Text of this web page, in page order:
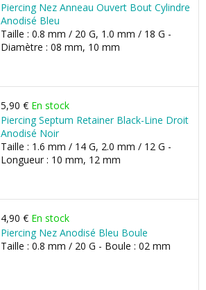
Piercing Nez Anneau Ouvert Bout Cylindre
Anodisé Bleu
Taille : 0.8 mm / 20 G, 1.0 mm / 18 G -
Diamètre : 08 mm, 10 mm
5,90 € En stock
Piercing Septum Retainer Black-Line Droit
Anodisé Noir
Taille : 1.6 mm / 14 G, 2.0 mm / 12 G -
Longueur : 10 mm, 12 mm
4,90 € En stock
Piercing Nez Anodisé Bleu Boule
Taille : 0.8 mm / 20 G - Boule : 02 mm